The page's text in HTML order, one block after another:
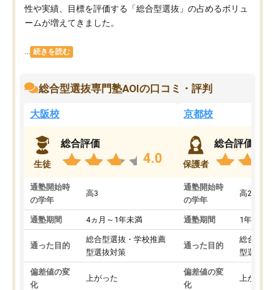
性や実績、目標を評価する「総合型選抜」の占めるボリュ
ームが増えてきました。
続きを読む
総合型選抜専門塾AOIの口コミ・評判
大阪校
生徒
総合評価
4.0
通塾開始時
の学年
高3
通塾期間 4ヵ月～1年未満
通った目的
総合型選抜・学校推薦
型選抜対策
偏差値の変
化
上がった
京都校
保護者
総合評価
通塾開始時
の学年
高2
通塾期間 1年以上
通った目的
総合型選
型選抜対
偏差値の変
化
上がった